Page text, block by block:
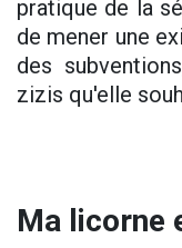
pratique de la
de mener une
des
zizis qu'elle
Ma licorne